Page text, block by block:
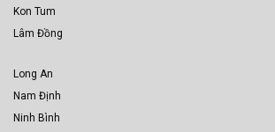
Kon Tum
Lâm Đồng
Long An
Nam Định
Ninh Bình